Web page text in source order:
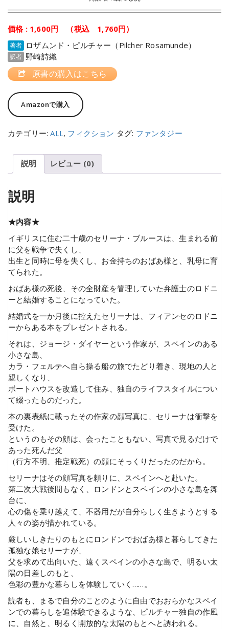
価格 : 1,600円 （税込 1,760円）
著者 ロザムンド・ピルチャー（Pilcher Rosamunde）
訳者 野崎詩織
原書の購入はこちら
Amazonで購入
カテゴリー:ALL , フィクション タグ: ファンタジー
説明 レビュー (0)
説明
★内容★
イギリスに住む二十歳のセリーナ・ブルースは、生まれる前
に父を戦争で失くし、
出生と同時に母を失くし、お金持ちのおばあ様と、乳母に育
てられた。
おばあ様の死後、その全財産を管理していた弁護士のロドニ
ーと結婚することになっていた。
結婚式を一か月後に控えたセリーナは、フィアンセのロドニ
ーからある本をプレゼントされる。
それは、ジョージ・ダイヤーという作家が、スペインのある
小さな島、
カラ・フェルテへ自ら操る船の旅でたどり着き、現地の人と
親しくなり、
ボートハウスを改造して住み、独自のライフスタイルについ
て綴ったものだった。
本の裏表紙に載ったその作家の顔写真に、セリーナは衝撃を
受けた。
というのもその顔は、会ったこともない、写真で見るだけで
あった死んだ父
（行方不明、推定戦死）の顔にそっくりだったのだから。
セリーナはその顔写真を頼りに、スペインへと赴いた。
第二次大戦後間もなく、ロンドンとスペインの小さな島を舞
台に、
心の傷を乗り越えて、不器用だが自分らしく生きようとする
人々の姿が描かれている。
厳しいしきたりのもとにロンドンでおばあ様と暮らしてきた
孤独な娘セリーナが、
父を求めて出向いた、遠くスペインの小さな島で、明るい太
陽の日差しのもと、
色彩の豊かな暮らしを体験していく……。
読者も、まるで自分のことのように自由でおおらかなスペイ
ンでの暮らしを追体験できるような、ピルチャー独自の作風
に、自然と、明るく開放的な太陽のもとへと誘われる。